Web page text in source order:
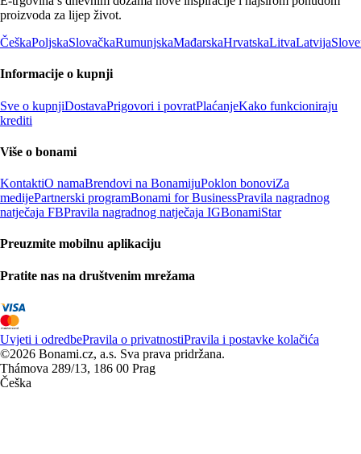
proizvoda za lijep život.
ČeškaPoljskaSlovačkaRumunjskaMađarskaHrvatskaLitvaLatvija
Informacije o kupnji
Sve o kupnjiDostavaPrigovori i povratPlaćanjeKako funkcioniraju
krediti
Više o bonami
KontaktiO namaBrendovi na BonamijuPoklon bonoviZa
medijePartnerski programBonami for BusinessPravila nagradnog
natječaja FBPravila nagradnog natječaja IGBonamiStar
Preuzmite mobilnu aplikaciju
Pratite nas na društvenim mrežama
Uvjeti i odredbePravila o privatnostiPravila i postavke kolačića
©2026 Bonami.cz, a.s. Sva prava pridržana.
Thámova 289/13, 186 00 Prag
Češka